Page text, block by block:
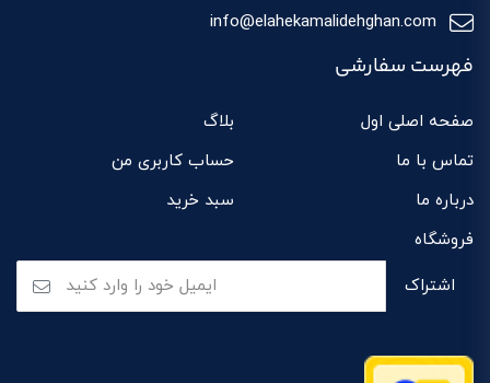
info@elahekamalidehghan.com
فهرست سفارشی
صفحه اصلی اول
بلاگ
تماس با ما
حساب کاربری من
درباره ما
سبد خرید
فروشگاه